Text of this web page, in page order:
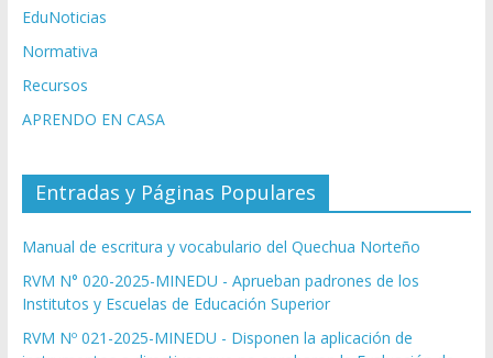
EduNoticias
Normativa
Recursos
APRENDO EN CASA
Entradas y Páginas Populares
Manual de escritura y vocabulario del Quechua Norteño
RVM N° 020-2025-MINEDU - Aprueban padrones de los
Institutos y Escuelas de Educación Superior
RVM Nº 021-2025-MINEDU - Disponen la aplicación de